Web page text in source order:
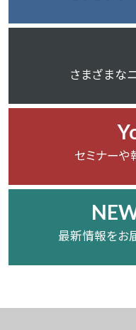
さまざまな
セミナーや
最新情報をお